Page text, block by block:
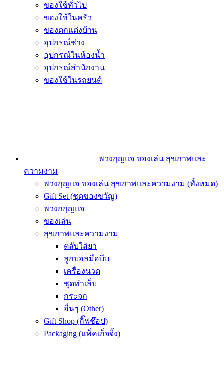
ของใช้ทั่วไป
ของใช้ในครัว
ของตกแต่งบ้าน
อุปกรณ์ช่าง
อุปกรณ์ในห้องน้ำ
อุปกรณ์สำนักงาน
ของใช้ในรถยนต์
พวงกุญแจ ของเล่น สุขภาพและ
ความงาม
พวงกุญแจ ของเล่น สุขภาพและความงาม (ทั้งหมด)
Gift Set (ชุดของขวัญ)
พวงกกุญแจ
ของเล่น
สุขภาพและความงาม
ตลับใส่ยา
ลูกบอลมือบีบ
เครื่องนวด
ชุดทำเล็บ
กระจก
อื่นๆ (Other)
Gift Shop (กิ๊ฟช๊อป)
Packaging (แพ็คเก็จจิ้ง)